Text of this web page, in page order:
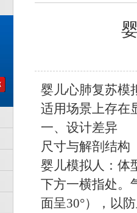
婴儿心肺复苏模
适用场景上存在
一、设计差异
尺寸与解剖结构
婴儿模拟人：体
下方一横指处。
面呈30°），以